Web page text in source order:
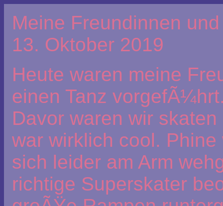
Meine Freundinnen
13. Oktober 2019
Heute waren meine
einen Tanz
Davor waren wir
war wirklich cool.
sich leider am Arm
richtige Superskater